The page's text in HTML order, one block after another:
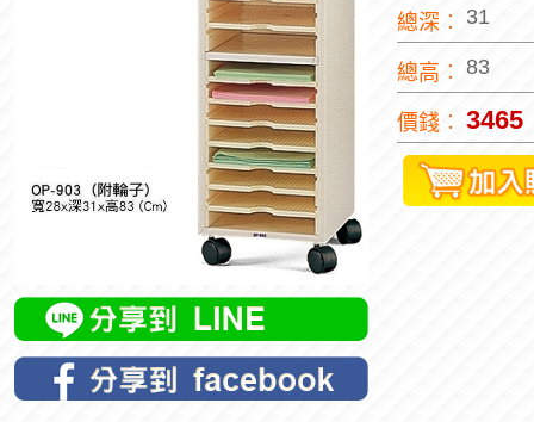
總深︰ 31
總高︰ 83
價錢︰ 3465